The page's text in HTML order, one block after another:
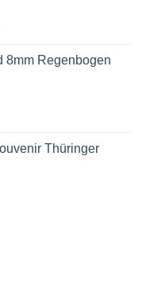
8mm Regenbogen
Thüringer